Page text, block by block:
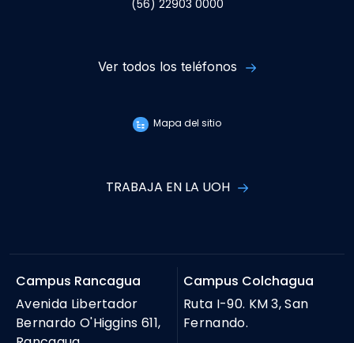
(56) 22903 0000
Ver todos los teléfonos
Mapa del sitio
TRABAJA EN LA UOH
Campus Rancagua
Avenida Libertador
Bernardo O'Higgins 611,
Campus Colchagua
Ruta I-90. KM 3, San
Fernando.